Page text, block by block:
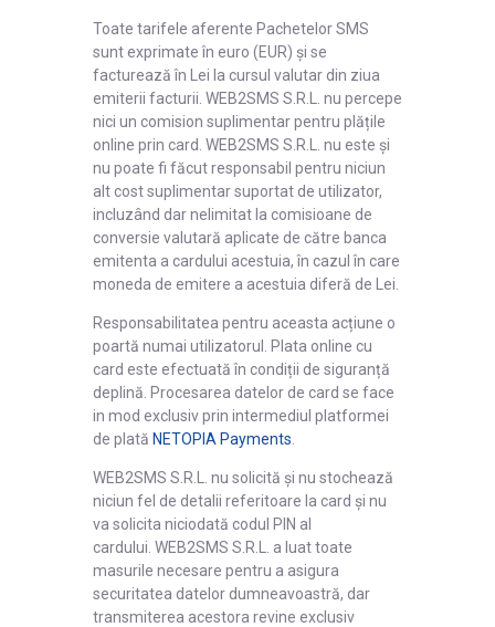
Toate tarifele aferente Pachetelor SMS
sunt exprimate în euro (EUR) și se
facturează în Lei la cursul valutar din ziua
emiterii facturii. WEB2SMS S.R.L. nu percepe
nici un comision suplimentar pentru plățile
online prin card. WEB2SMS S.R.L. nu este și
nu poate fi făcut responsabil pentru niciun
alt cost suplimentar suportat de utilizator,
incluzând dar nelimitat la comisioane de
conversie valutară aplicate de către banca
emitenta a cardului acestuia, în cazul în care
moneda de emitere a acestuia diferă de Lei.
Responsabilitatea pentru aceasta acțiune o
poartă numai utilizatorul. Plata online cu
card este efectuată în condiții de siguranță
deplină. Procesarea datelor de card se face
in mod exclusiv prin intermediul platformei
de plată NETOPIA Payments
WEB2SMS S.R.L. nu solicită și nu stochează
niciun fel de detalii referitoare la card și nu
va solicita niciodată codul PIN al
cardului. WEB2SMS S.R.L. a luat toate
masurile necesare pentru a asigura
securitatea datelor dumneavoastră, dar
transmiterea acestora revine exclusiv